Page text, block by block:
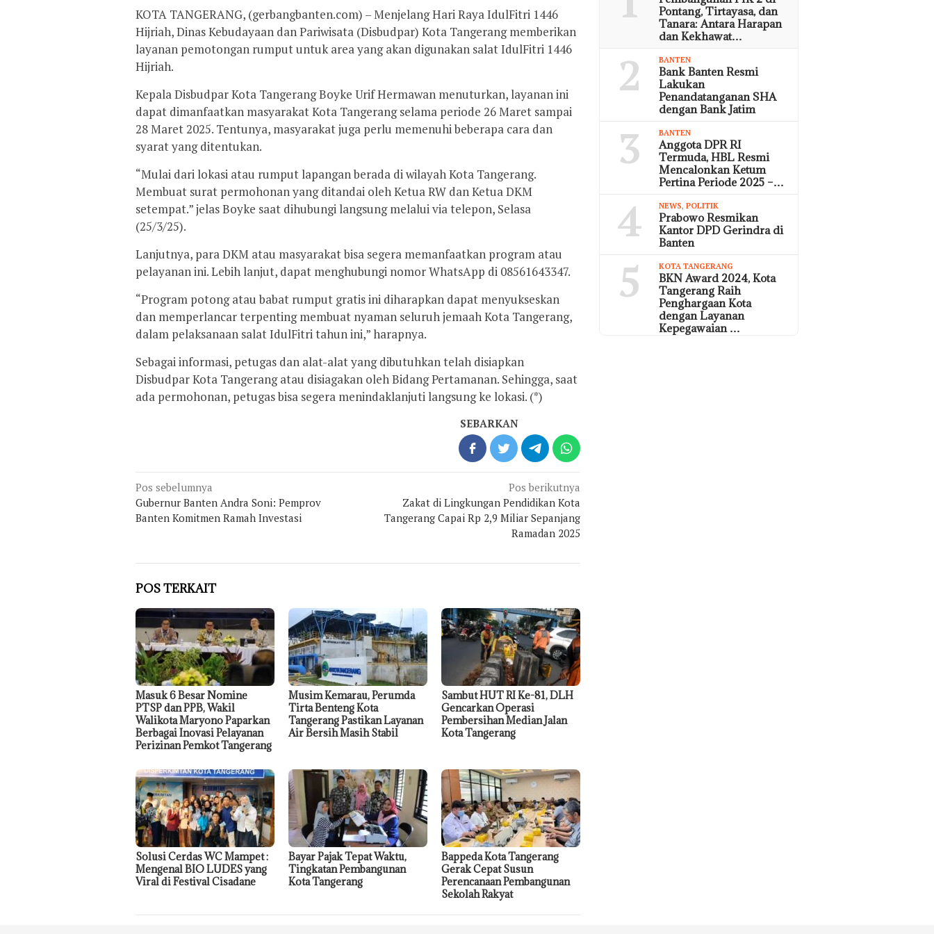
KOTA TANGERANG, (gerbangbanten.com) – Menjelang Hari Raya IdulFitri 1446
Hijriah, Dinas Kebudayaan dan Pariwisata (Disbudpar) Kota Tangerang memberikan
layanan pemotongan rumput untuk area yang akan digunakan salat IdulFitri 1446
Hijriah.
Kepala Disbudpar Kota Tangerang Boyke Urif Hermawan menuturkan, layanan ini
dapat dimanfaatkan masyarakat Kota Tangerang selama periode 26 Maret sampai
28 Maret 2025. Tentunya, masyarakat juga perlu memenuhi beberapa cara dan
syarat yang ditentukan.
“Mulai dari lokasi atau rumput lapangan berada di wilayah Kota Tangerang.
Membuat surat permohonan yang ditandai oleh Ketua RW dan Ketua DKM
setempat.” jelas Boyke saat dihubungi langsung melalui via telepon, Selasa
(25/3/25).
Lanjutnya, para DKM atau masyarakat bisa segera memanfaatkan program atau
pelayanan ini. Lebih lanjut, dapat menghubungi nomor WhatsApp di 08561643347.
“Program potong atau babat rumput gratis ini diharapkan dapat menyukseskan
dan memperlancar terpenting membuat nyaman seluruh jemaah Kota Tangerang,
dalam pelaksanaan salat IdulFitri tahun ini,” harapnya.
Sebagai informasi, petugas dan alat-alat yang dibutuhkan telah disiapkan
Disbudpar Kota Tangerang atau disiagakan oleh Bidang Pertamanan. Sehingga, saat
ada permohonan, petugas bisa segera menindaklanjuti langsung ke lokasi. (*)
SEBARKAN
Navigasi
pos
Pos sebelumnya
Gubernur Banten Andra Soni: Pemprov
Banten Komitmen Ramah Investasi
Pos berikutnya
Zakat di Lingkungan Pendidikan Kota
Tangerang Capai Rp 2,9 Miliar Sepanjang
Ramadan 2025
POS TERKAIT
Masuk 6 Besar Nomine
PTSP dan PPB, Wakil
Walikota Maryono Paparkan
Berbagai Inovasi Pelayanan
Perizinan Pemkot Tangerang
Musim Kemarau, Perumda
Tirta Benteng Kota
Tangerang Pastikan Layanan
Air Bersih Masih Stabil
Sambut HUT RI Ke-81, DLH
Gencarkan Operasi
Pembersihan Median Jalan
Kota Tangerang
Solusi Cerdas WC Mampet :
Mengenal BIO LUDES yang
Viral di Festival Cisadane
Bayar Pajak Tepat Waktu,
Tingkatan Pembangunan
Kota Tangerang
Bappeda Kota Tangerang
Gerak Cepat Susun
Perencanaan Pembangunan
Sekolah Rakyat
Pontang, Tirtayasa, dan
Tanara: Antara Harapan
dan Kekhawat…
2 BANTEN
Bank Banten Resmi
Lakukan
Penandatanganan SHA
dengan Bank Jatim
3 BANTEN
Anggota DPR RI
Termuda, HBL Resmi
Mencalonkan Ketum
Pertina Periode 2025 –…
4 NEWS,POLITIK
Prabowo Resmikan
Kantor DPD Gerindra di
Banten
5 KOTA TANGERANG
BKN Award 2024, Kota
Tangerang Raih
Penghargaan Kota
dengan Layanan
Kepegawaian …